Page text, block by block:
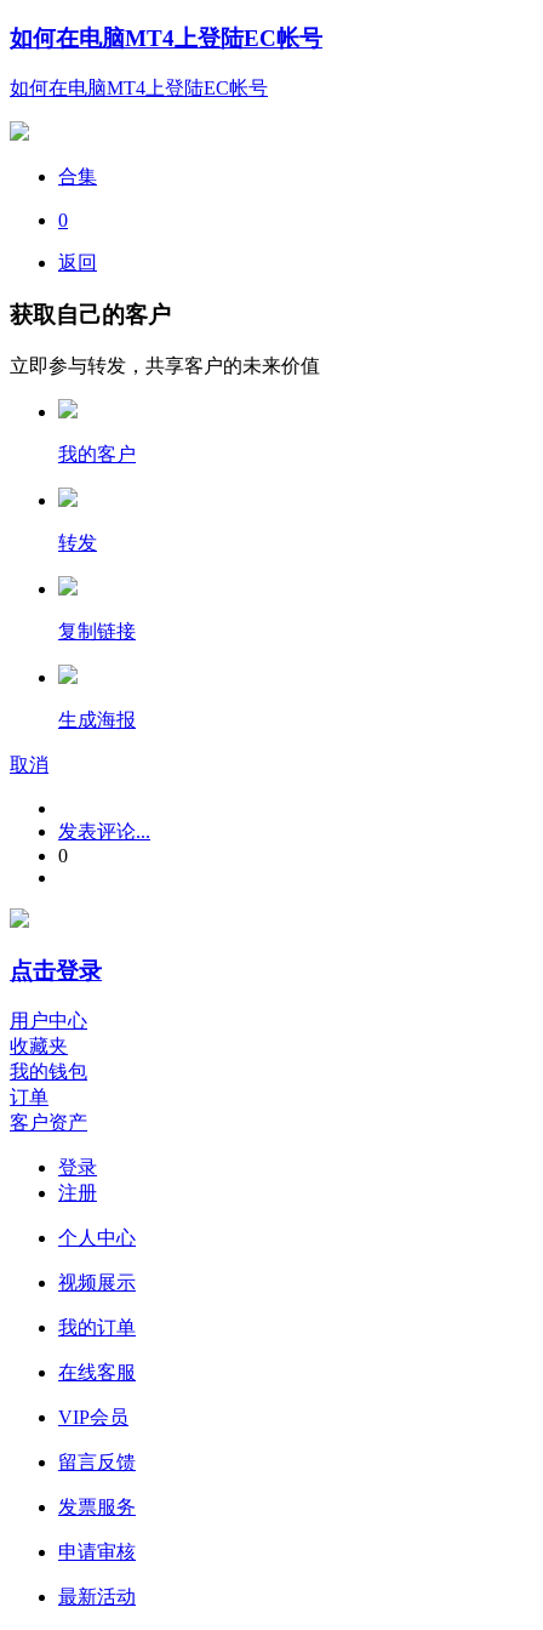
如何在电脑MT4上登陆EC帐号
如何在电脑MT4上登陆EC帐号
合集
0
返回
获取自己的客户
立即参与转发，共享客户的未来价值
我的客户
转发
复制链接
生成海报
取消
发表评论...
0
点击登录
用户中心
收藏夹
我的钱包
订单
客户资产
登录
注册
个人中心
视频展示
我的订单
在线客服
VIP会员
留言反馈
发票服务
申请审核
最新活动